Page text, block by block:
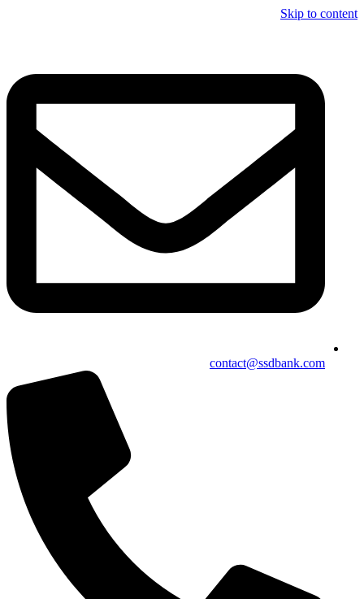
Skip to content
contact@ssdbank.com